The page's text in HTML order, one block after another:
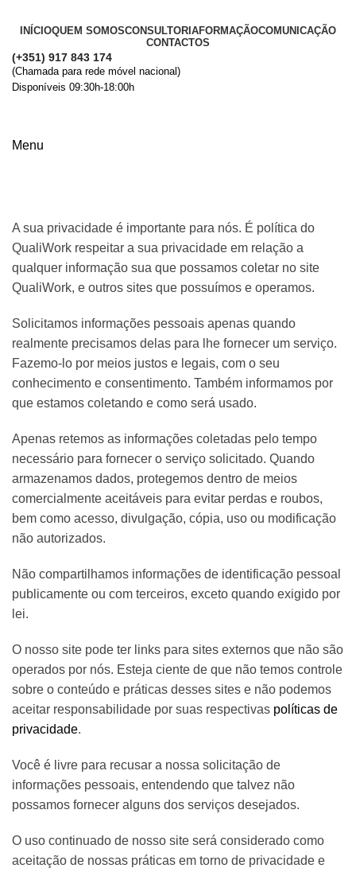
INÍCIOQUEM SOMOSCONSULTORIAFORMAÇÃOCOMUNICAÇÃO
CONTACTOS
(+351) 917 843 174
(Chamada para rede móvel nacional)
Disponíveis 09:30h-18:00h
Menu
A sua privacidade é importante para nós. É política do
QualiWork respeitar a sua privacidade em relação a
qualquer informação sua que possamos coletar no site
QualiWork, e outros sites que possuímos e operamos.
Solicitamos informações pessoais apenas quando
realmente precisamos delas para lhe fornecer um serviço.
Fazemo-lo por meios justos e legais, com o seu
conhecimento e consentimento. Também informamos por
que estamos coletando e como será usado.
Apenas retemos as informações coletadas pelo tempo
necessário para fornecer o serviço solicitado. Quando
armazenamos dados, protegemos dentro de meios
comercialmente aceitáveis ​​para evitar perdas e roubos,
bem como acesso, divulgação, cópia, uso ou modificação
não autorizados.
Não compartilhamos informações de identificação pessoal
publicamente ou com terceiros, exceto quando exigido por
lei.
O nosso site pode ter links para sites externos que não são
operados por nós. Esteja ciente de que não temos controle
sobre o conteúdo e práticas desses sites e não podemos
aceitar responsabilidade por suas respectivas políticas de
privacidade.
Você é livre para recusar a nossa solicitação de
informações pessoais, entendendo que talvez não
possamos fornecer alguns dos serviços desejados.
O uso continuado de nosso site será considerado como
aceitação de nossas práticas em torno de privacidade e